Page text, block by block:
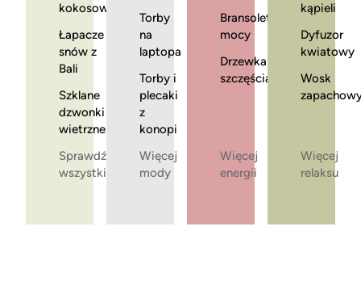
kokosowe
Łapacze
snów z
Bali
Szklane
dzwonki
wietrzne
Sprawdź
wszystkie
Torby
na
laptopa
Torby i
plecaki
z
konopi
Więcej
mody
Bransoletki
mocy
Drzewka
szczęścia
Więcej
energii
kąpieli
Dyfuzor
kwiatowy
Wosk
Więcej
relaksu